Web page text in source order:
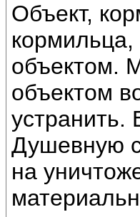
Объект,
кормильца,
объектом.
объектом
устранить.
Душевную
на